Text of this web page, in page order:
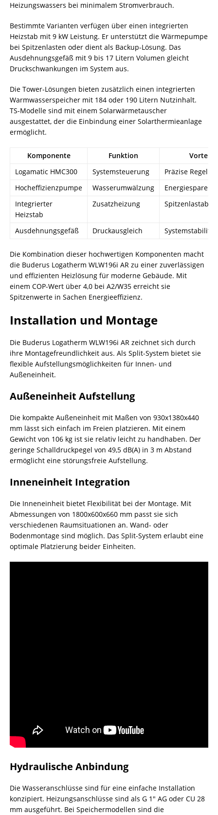
Heizungswassers bei minimalem Stromverbrauch.
Bestimmte Varianten verfügen über einen integrierten
Heizstab mit 9 kW Leistung. Er unterstützt die Wärmepumpe
bei Spitzenlasten oder dient als Backup-Lösung. Das
Ausdehnungsgefäß mit 9 bis 17 Litern Volumen gleicht
Druckschwankungen im System aus.
Die Tower-Lösungen bieten zusätzlich einen integrierten
Warmwasserspeicher mit 184 oder 190 Litern Nutzinhalt.
TS-Modelle sind mit einem Solarwärmetauscher
ausgestattet, der die Einbindung einer Solarthermieanlage
ermöglicht.
Komponente Funktion
Vorteil
Logamatic HMC300
Systemsteuerung
Präzise
Hocheffizienzpumpe
Wasserumwälzung
Energiesparend
Integrierter
Heizstab
Zusatzheizung
Ausdehnungsgefäß Druckausgleich Systemstabilität
Die Kombination dieser hochwertigen Komponenten macht
die Buderus Logatherm WLW196i AR zu einer zuverlässigen
und effizienten Heizlösung für moderne Gebäude. Mit
einem COP-Wert über 4,0 bei A2/W35 erreicht sie
Spitzenwerte in Sachen Energieeffizienz.
Installation und Montage
Die Buderus Logatherm WLW196i AR zeichnet sich durch
ihre Montagefreundlichkeit aus. Als Split-System bietet sie
flexible Aufstellungsmöglichkeiten für Innen- und
Außeneinheit.
Außeneinheit Aufstellung
Die kompakte Außeneinheit mit Maßen von 930x1380x440
mm lässt sich einfach im Freien platzieren. Mit einem
Gewicht von 106 kg ist sie relativ leicht zu handhaben. Der
geringe Schalldruckpegel von 49,5 dB(A) in 3 m Abstand
ermöglicht eine störungsfreie Aufstellung.
Inneneinheit Integration
Die Inneneinheit bietet Flexibilität bei der Montage. Mit
Abmessungen von 1800x600x660 mm passt sie sich
verschiedenen Raumsituationen an. Wand- oder
Bodenmontage sind möglich. Das Split-System erlaubt eine
optimale Platzierung beider Einheiten.
Hydraulische Anbindung
Die Wasseranschlüsse sind für eine einfache Installation
konzipiert. Heizungsanschlüsse sind als G 1″ AG oder CU 28
mm ausgeführt. Bei Speichermodellen sind die